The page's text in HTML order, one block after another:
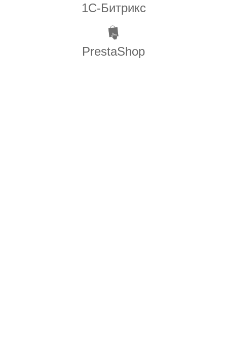
1С-Битрикс
PrestaShop